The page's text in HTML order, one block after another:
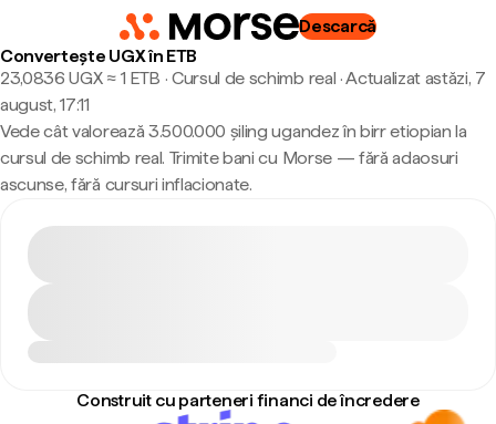
Descarcă
Convertește UGX în ETB
23,0836 UGX ≈ 1 ETB · Cursul de schimb real ·Actualizat astăzi, 7
august, 17:11
Vede cât valorează 3.500.000 șiling ugandez în birr etiopian la
cursul de schimb real. Trimite bani cu Morse — fără adaosuri
ascunse, fără cursuri inflacionate.
Construit cu parteneri financi de încredere